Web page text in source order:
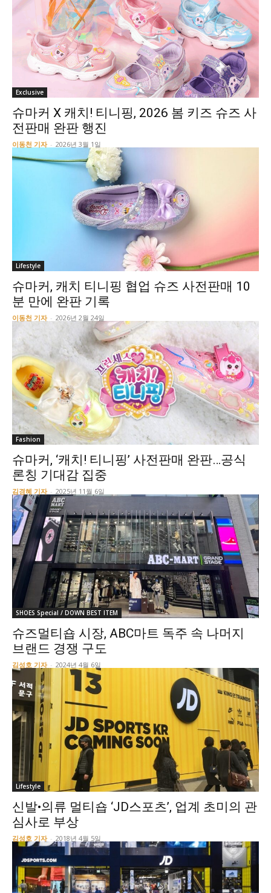
Exclusive
슈마커 X 캐치! 티니핑, 2026 봄 키즈 슈즈 사
전판매 완판 행진
이동천 기자 - 2026년 3월 1일
Lifestyle
슈마커, 캐치 티니핑 협업 슈즈 사전판매 10
분 만에 완판 기록
이동천 기자 - 2026년 2월 24일
Fashion
슈마커, ‘캐치! 티니핑’ 사전판매 완판…공식
론칭 기대감 집중
김경혜 기자 - 2025년 11월 6일
SHOES Special / DOWN BEST ITEM
슈즈멀티숍 시장, ABC마트 독주 속 나머지
브랜드 경쟁 구도
김성호 기자 - 2024년 4월 6일
Lifestyle
신발•의류 멀티숍 ‘JD스포츠’, 업계 초미의 관
심사로 부상
김성호 기자 - 2018년 4월 5일